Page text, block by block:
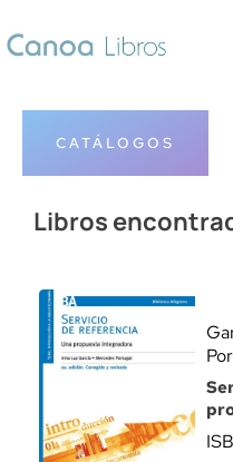
CATÁLOGOS
Libros